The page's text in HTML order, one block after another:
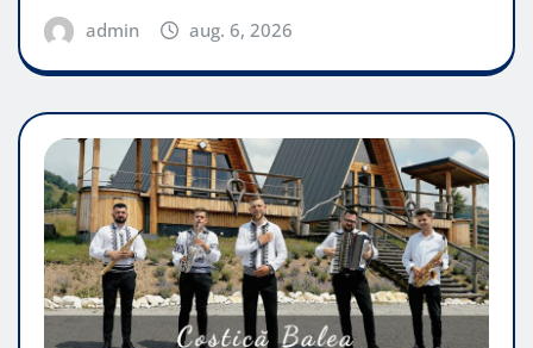
admin aug. 6, 2026